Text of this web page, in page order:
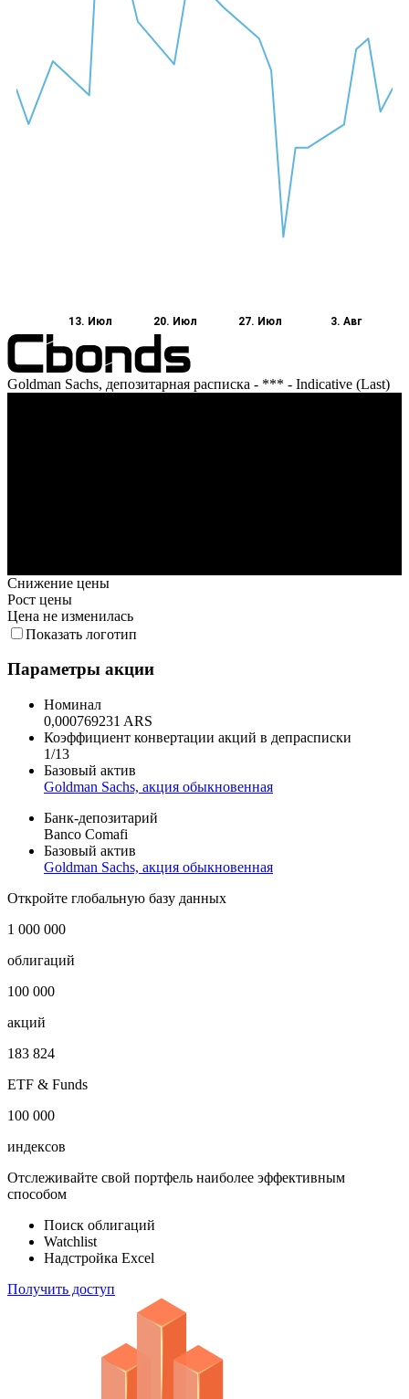
13. Июл 20. Июл 27. Июл 3. Авг
Goldman Sachs, депозитарная расписка - *** - Indicative (Last)
Снижение цены
Рост цены
Цена не изменилась
Показать логотип
Параметры акции
Номинал
0,000769231 ARS
Коэффициент конвертации акций в депрасписки
1/13
Базовый актив
Goldman Sachs, акция обыкновенная
Банк-депозитарий
Banco Comafi
Базовый актив
Goldman Sachs, акция обыкновенная
Откройте глобальную базу данных
1 000 000
облигаций
100 000
акций
183 824
ETF & Funds
100 000
индексов
Отслеживайте свой портфель наиболее эффективным
способом
Поиск облигаций
Watchlist
Надстройка Excel
Получить доступ